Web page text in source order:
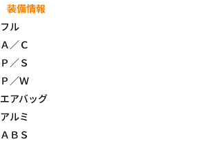
装備情報
フル
Ａ／Ｃ
Ｐ／Ｓ
Ｐ／Ｗ
エアバッグ
アルミ
ＡＢＳ